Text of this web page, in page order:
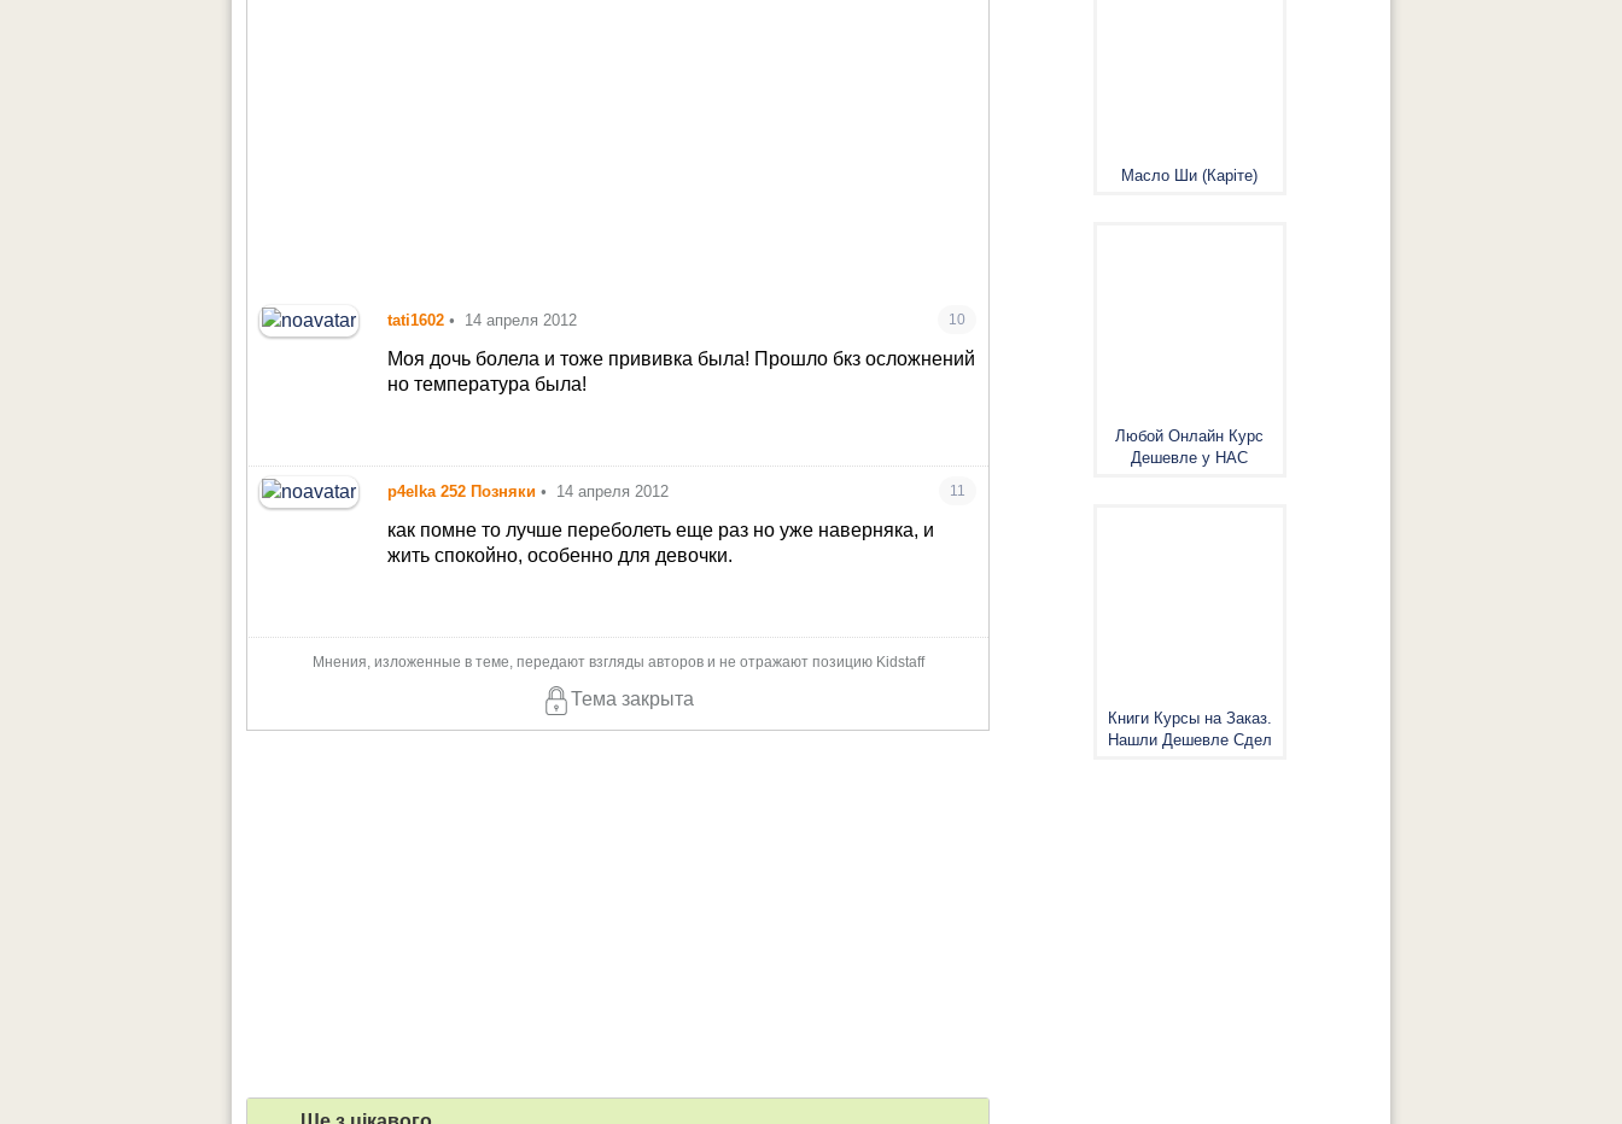
tati1602 • 14 апреля 2012 10
Моя дочь болела и тоже прививка была! Прошло бкз осложнений
но температура была!
p4elka 252 Позняки • 14 апреля 2012 11
как помне то лучше переболеть еще раз но уже наверняка, и
жить спокойно, особенно для девочки.
Мнения, изложенные в теме, передают взгляды авторов и не отражают позицию Kidstaff
Тема закрыта
Масло Ши (Каріте)
Любой Онлайн Курс
Дешевле у НАС
Книги Курсы на Заказ.
Нашли Дешевле Сдел